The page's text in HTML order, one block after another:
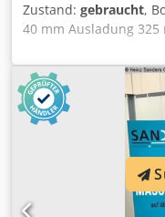
Zustand: gebraucht,
40 mm Ausladung
Tischaufspannfläche
U/min Vorschub 0,09 -
Werkzeugaufnahme
Maschinengewicht ca.
0,8 x 2,15 m
Vorschub 2
Maschinenleuchte